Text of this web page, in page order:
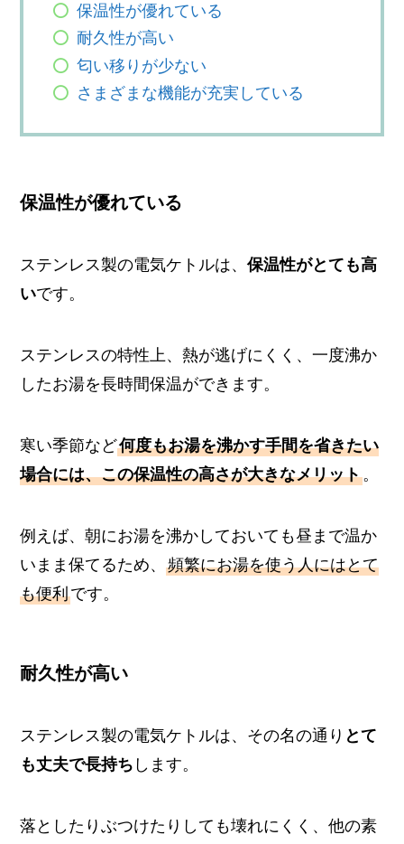
保温性が優れている
耐久性が高い
匂い移りが少ない
さまざまな機能が充実している
保温性が優れている
ステンレス製の電気ケトルは、保温性がとても高
いです。
ステンレスの特性上、熱が逃げにくく、一度沸か
したお湯を長時間保温ができます。
寒い季節など何度もお湯を沸かす手間を省きたい
場合には、この保温性の高さが大きなメリット。
例えば、朝にお湯を沸かしておいても昼まで温か
いまま保てるため、頻繁にお湯を使う人にはとて
も便利です。
耐久性が高い
ステンレス製の電気ケトルは、その名の通り とて
も丈夫で長持ち します。
落としたりぶつけたりしても壊れにくく、他の素